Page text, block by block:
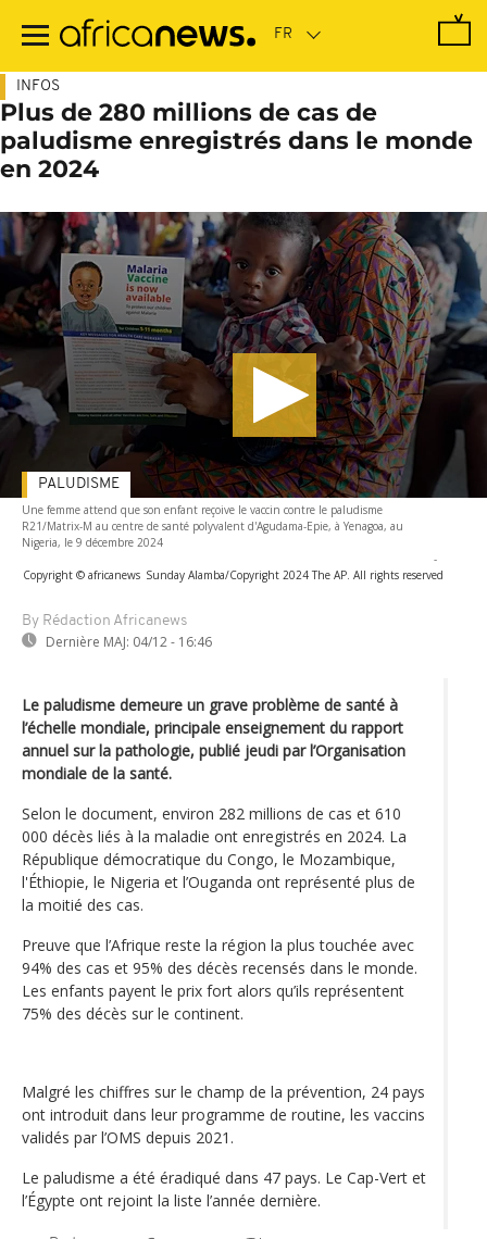
contenu
INFOS
Plus de 280 millions de cas de
paludisme enregistrés dans le monde
en 2024
Une femme attend que son enfant reçoive le vaccin contre le paludisme
R21/Matrix-M au centre de santé polyvalent d'Agudama-Epie, à Yenagoa, au
Nigeria, le 9 décembre 2024
-
Copyright © africanews Sunday Alamba/Copyright 2024 The AP. All rights reserved
By Rédaction Africanews
Dernière MAJ: 04/12 - 16:46
PALUDISME
Le paludisme demeure un grave problème de santé à
l’échelle mondiale, principale enseignement du rapport
annuel sur la pathologie, publié jeudi par l’Organisation
mondiale de la santé.
Selon le document, environ 282 millions de cas et 610
000 décès liés à la maladie ont enregistrés en 2024. La
République démocratique du Congo, le Mozambique,
l'Éthiopie, le Nigeria et l’Ouganda ont représenté plus de
la moitié des cas.
Preuve que l’Afrique reste la région la plus touchée avec
94% des cas et 95% des décès recensés dans le monde.
Les enfants payent le prix fort alors qu’ils représentent
75% des décès sur le continent.
Malgré les chiffres sur le champ de la prévention, 24 pays
ont introduit dans leur programme de routine, les vaccins
validés par l’OMS depuis 2021.
Le paludisme a été éradiqué dans 47 pays. Le Cap-Vert et
l’Égypte ont rejoint la liste l’année dernière.